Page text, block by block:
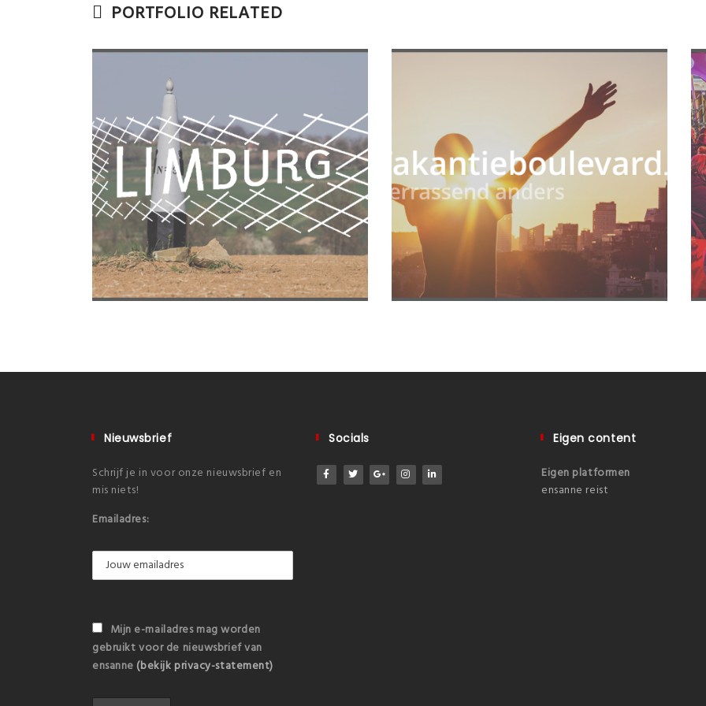
PORTFOLIO RELATED
Contentcreatie & uitvoer &
begeleiding
Contentcreatie & uitvoer & begeleiding
Strategie & planning
Nieuwsbrief
Schrijf je in voor onze nieuwsbrief en
mis niets!
Emailadres:
Mijn e-mailadres mag worden
gebruikt voor de nieuwsbrief van
ensanne (bekijk privacy-statement)
Socials Eigen content
Eigen platformen
ensanne reist